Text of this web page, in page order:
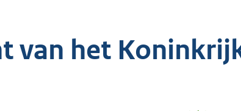
van het